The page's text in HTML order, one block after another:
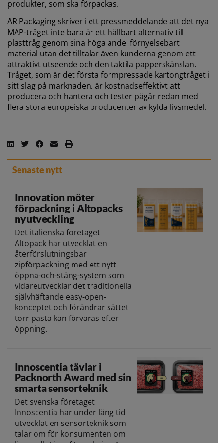
produkter, som ska förpackas.
ÅR Packaging skriver i ett pressmeddelande att det nya
MAP-tråget inte bara är ett hållbart alternativ till
plasttråg genom sina höga andel förnyelsebart
material utan det tilltalar även kunderna genom ett
attraktivt utseende och den taktila papperskänslan.
Tråget, som är det första formpressade kartongtråget i
sitt slag på marknaden, är kostnadseffektivt att
producera och hantera och tester pågår redan med
flera stora europeiska producenter av kylda livsmedel.
Senaste nytt
Innovation möter
förpackning i Altopacks
nyutveckling
Det italienska företaget
Altopack har utvecklat en
återförslutningsbar
zipförpackning med ett nytt
öppna-och-stäng-system som
vidareutvecklar det traditionella
självhäftande easy-open-
konceptet och förändrar sättet
torr pasta kan förvaras efter
öppning.
Innoscentia tävlar i
Packnorth Award med sin
smarta sensorteknik
Det svenska företaget
Innoscentia har under lång tid
utvecklat en sensorteknik som
talar om för konsumenten om